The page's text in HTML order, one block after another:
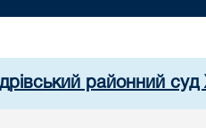
районний суд